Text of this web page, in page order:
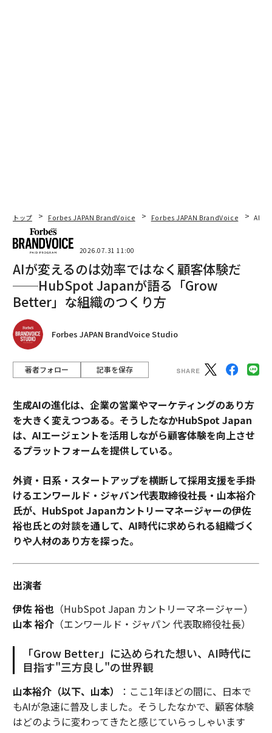
トップ Forbes JAPAN BrandVoice Forbes JAPAN BrandVoice AIが
2026.07.31 11:00
AIが変えるのは効率ではなく顧客体験だ
──HubSpot Japanが語る「Grow
Better」な組織のつくり方
Forbes JAPAN BrandVoice Studio
著者フォロー 記事を保存
生成AIの進化は、企業の営業やマーケティングのあり方
を大きく変えつつある。そうしたなかHubSpot Japan
は、AIエージェントを活用しながら顧客体験を向上させ
るプラットフォームを提供している。
外資・日系・スタートアップを横断して採用支援を手掛
けるエンワールド・ジャパン代表取締役社長・山本裕介
氏が、HubSpot Japanカントリーマネージャーの伊佐
裕也氏との対談を通して、AI時代に求められる組織づく
りや人材のあり方を探った。
出演者
伊佐 裕也（HubSpot Japan カントリーマネージャー）
山本 裕介（エンワールド・ジャパン 代表取締役社長）
「Grow Better」に込められた想い、AI時代に
目指す"三方良し"の世界観
山本裕介（以下、山本）
：ここ1年ほどの間に、日本で
もAIが急速に普及しました。そうしたなかで、顧客体験
はどのように変わってきたと感じていらっしゃいます